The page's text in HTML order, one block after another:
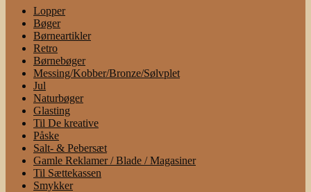
Lopper
Bøger
Børneartikler
Retro
Børnebøger
Messing/Kobber/Bronze/Sølvplet
Jul
Naturbøger
Glasting
Til De kreative
Påske
Salt- & Pebersæt
Gamle Reklamer / Blade / Magasiner
Til Sættekassen
Smykker